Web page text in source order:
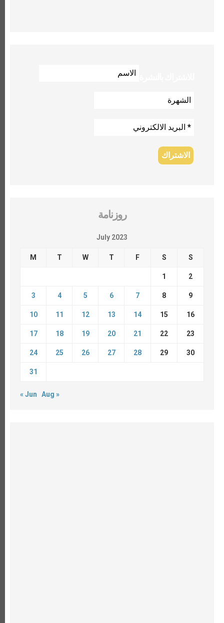
روزنامة
July 2023
M T W T F S S
1 2
3 4 5 6 7 8 9
10 11 12 13 14 15 16
17 18 19 20 21 22 23
24 25 26 27 28 29 30
31
« Jun Aug »